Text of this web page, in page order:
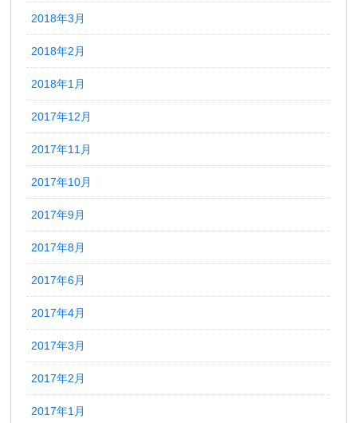
2018年3月
2018年2月
2018年1月
2017年12月
2017年11月
2017年10月
2017年9月
2017年8月
2017年6月
2017年4月
2017年3月
2017年2月
2017年1月